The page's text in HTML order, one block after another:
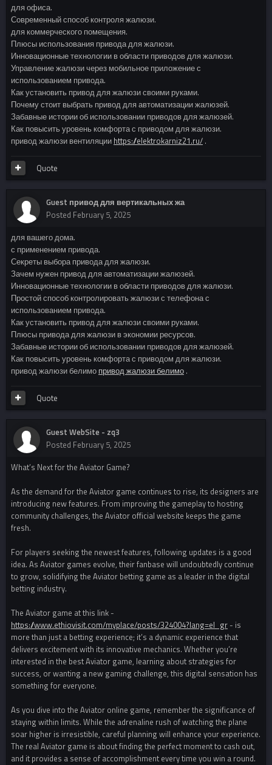
для офиса.
Современный способ контроля жалюзи.
для коммерческого помещения.
Плюсы использования привода для жалюзи.
Инновационные технологии в области приводов для жалюзи.
Управление жалюзи через мобильное приложение с
использованием привода.
Как установить привод для жалюзи своими руками.
Почему стоит выбрать привод для автоматизации жалюзей.
Забавные истории об использовании приводов для жалюзей.
Как повысить уровень комфорта с приводом для жалюзи.
привод жалюзи вентиляции https://elektrokarniz21.ru/ .
Quote
Guest привод для вертикальных жа
Posted February 5, 2025
для вашего дома.
с применением привода.
Секреты выбора привода для жалюзи.
Зачем нужен привод для автоматизации жалюзей.
Инновационные технологии в области приводов для жалюзи.
Простой способ контролировать жалюзи с телефона с
использованием привода.
Как установить привод для жалюзи своими руками.
Плюсы привода для жалюзи в экономии ресурсов.
Забавные истории об использовании приводов для жалюзей.
Как повысить уровень комфорта с приводом для жалюзи.
привод жалюзи белимо привод жалюзи белимо .
Quote
Guest WebSite - zq3
Posted February 5, 2025
What’s Next for the Aviator Game?
As the demand for the Aviator game continues to rise, its designers are
introducing new features. From improving the gameplay to hosting
community challenges, the Aviator official website keeps the game
fresh.
For players seeking the newest features, following updates is a good
idea. As Aviator games evolve, their fanbase will undoubtedly continue
to grow, solidifying the Aviator betting game as a leader in the digital
betting industry.
The Aviator game at this link -
https://www.ethiovisit.com/myplace/posts/324004?lang=el_gr - is
more than just a betting experience; it’s a dynamic experience that
delivers excitement with its innovative mechanics. Whether you’re
interested in the best Aviator game, learning about strategies for
success, or wanting a new gaming challenge, this digital sensation has
something for everyone.
As you dive into the Aviator online game, remember the significance of
staying within limits. While the adrenaline rush of watching the plane
soar higher is irresistible, careful planning will enhance your experience.
The real Aviator game is about finding the perfect moment to cash out,
and it provides a sense of accomplishment every time you win a round.